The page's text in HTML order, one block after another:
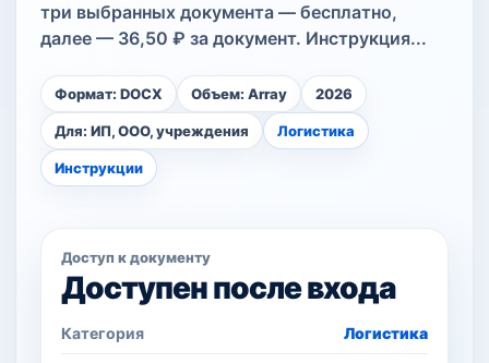
три выбранных документа — бесплатно,
далее — 36,50 ₽ за документ. Инструкция...
Формат: DOCX Объем: Array 2026
Для: ИП, ООО, учреждения Логистика
Инструкции
Доступ к документу
Доступен после входа
Категория Логистика